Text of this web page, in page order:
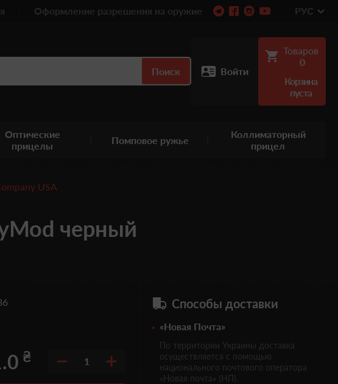
Оформление разрешения на оружие РУС
Поиск Войти
Товаров
0
Корзина
пуста
Оптические
прицелы
Помповое ружье
Коллиматорный
прицел
USA
черный
₴ 1
Способы доставки
«Новая Почта»
По территории Украины доставка
осуществляется с помощью
национального почтового оператора
«Новая почта» (НП).